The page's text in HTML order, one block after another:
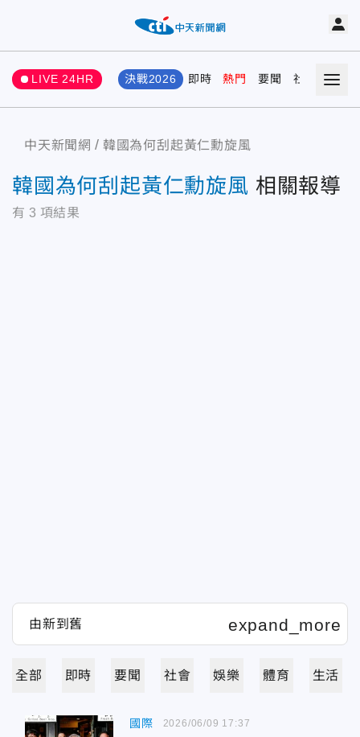
LIVE 24HR 決戰2026 即時 熱門 要聞 社會 娛樂
中天新聞網 韓國為何刮起黃仁勳旋風
韓國為何刮起黃仁勳旋風 相關報導
有 3 項結果
全部 即時 要聞 社會 娛樂 體育 生活
國際 2026/06/09 17:37